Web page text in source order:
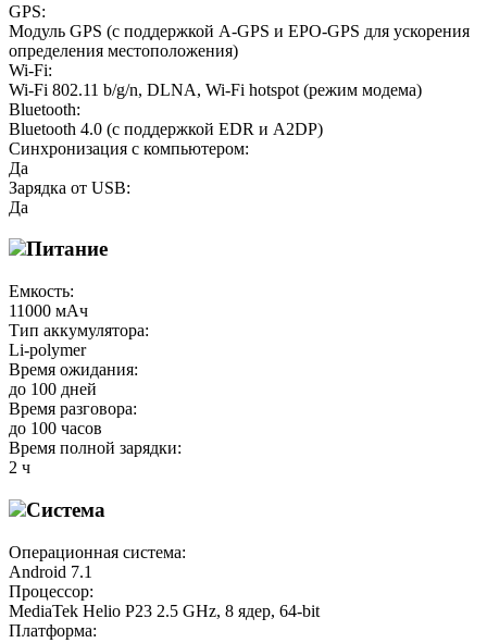
GPS:
Модуль GPS (с поддержкой A-GPS и EPO-GPS для ускорения
определения местоположения)
Wi-Fi:
Wi-Fi 802.11 b/g/n, DLNA, Wi-Fi hotspot (режим модема)
Bluetooth:
Bluetooth 4.0 (с поддержкой EDR и A2DP)
Синхронизация с компьютером:
Да
Зарядка от USB:
Да
Питание
Емкость:
11000 мАч
Тип аккумулятора:
Li-polymer
Время ожидания:
до 100 дней
Время разговора:
до 100 часов
Время полной зарядки:
2 ч
Система
Операционная система:
Android 7.1
Процессор:
MediaTek Helio P23 2.5 GHz, 8 ядер, 64-bit
Платформа: